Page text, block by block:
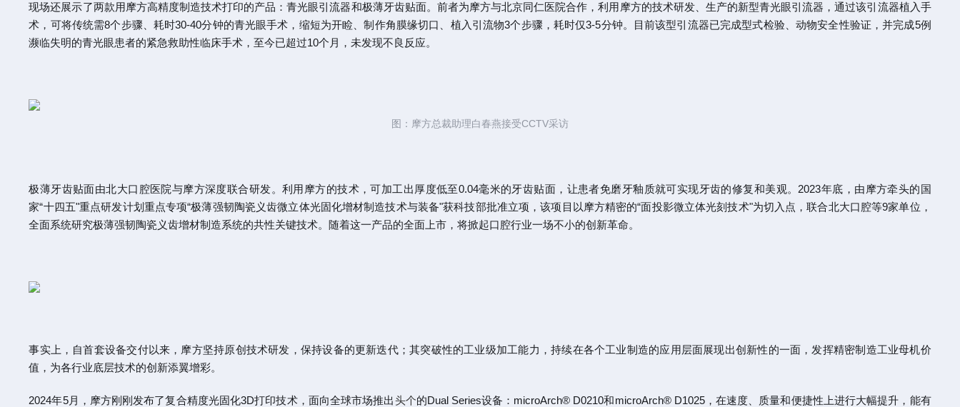
现场还展示了两款用摩方高精度制造技术打印的产品：青光眼引流器和极薄牙齿贴面。前者为摩方与北京同仁医院合作，利用摩方的技术研发、生产的新型青光眼引流器，通过该引流器植入手
术，可将传统需8个步骤、耗时30-40分钟的青光眼手术，缩短为开睑、制作角膜缘切口、植入引流物3个步骤，耗时仅3-5分钟。目前该型引流器已完成型式检验、动物安全性验证，并完成5例
濒临失明的青光眼患者的紧急救助性临床手术，至今已超过10个月，未发现不良反应。
图：摩方总裁助理白春燕接受CCTV采访
极薄牙齿贴面由北大口腔医院与摩方深度联合研发。利用摩方的技术，可加工出厚度低至0.04毫米的牙齿贴面，让患者免磨牙釉质就可实现牙齿的修复和美观。2023年底，由摩方牵头的国
家“十四五"重点研发计划重点专项“极薄强韧陶瓷义齿微立体光固化增材制造技术与装备"获科技部批准立项，该项目以摩方精密的“面投影微立体光刻技术"为切入点，联合北大口腔等9家单位，
全面系统研究极薄强韧陶瓷义齿增材制造系统的共性关键技术。随着这一产品的全面上市，将掀起口腔行业一场不小的创新革命。
事实上，自首套设备交付以来，摩方坚持原创技术研发，保持设备的更新迭代；其突破性的工业级加工能力，持续在各个工业制造的应用层面展现出创新性的一面，发挥精密制造工业母机价
值，为各行业底层技术的创新添翼增彩。
2024年5月，摩方刚刚发布了复合精度光固化3D打印技术，面向全球市场推出头个的Dual Series设备：microArch® D0210和microArch® D1025，在速度、质量和便捷性上进行大幅提升，能有